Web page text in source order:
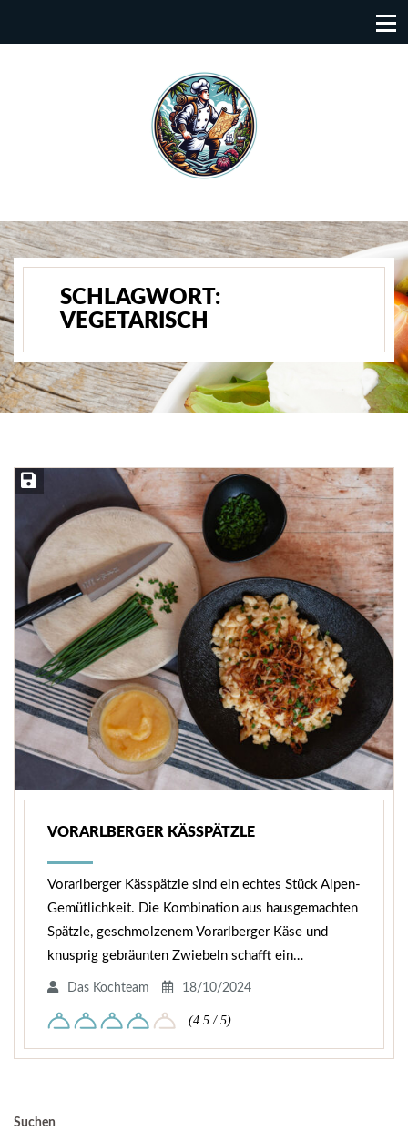
SCHLAGWORT:
VEGETARISCH
Rezept speichern
VORARLBERGER KÄSSPÄTZLE
Vorarlberger Kässpätzle sind ein echtes Stück Alpen-
Gemütlichkeit. Die Kombination aus hausgemachten
Spätzle, geschmolzenem Vorarlberger Käse und
knusprig gebräunten Zwiebeln schafft ein…
Das Kochteam 18/10/2024
(4.5 / 5)
Suchen